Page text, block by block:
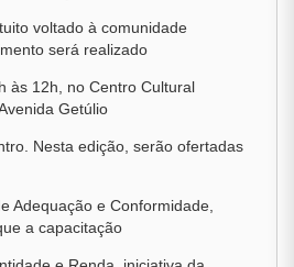
voltado à comunidade
será realizado
às 12h, no Centro Cultural
Getúlio
Nesta edição, serão ofertadas
Adequação e Conformidade,
a capacitação